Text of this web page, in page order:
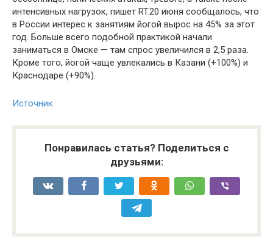
интенсивных нагрузок, пишет RT.20 июня сообщалось, что
в России интерес к занятиям йогой вырос на 45% за этот
год. Больше всего подобной практикой начали
заниматься в Омске — там спрос увеличился в 2,5 раза.
Кроме того, йогой чаще увлекались в Казани (+100%) и
Краснодаре (+90%).
Источник
Понравилась статья? Поделиться с
друзьями: